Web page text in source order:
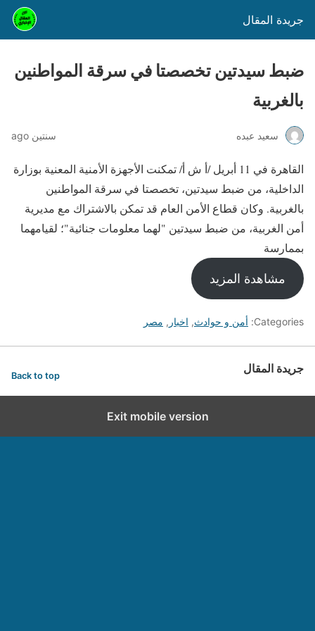
جريدة المقال
ضبط سيدتين تخصصتا في سرقة المواطنين
بالغربية
سعيد عبده سنتين ago
القاهرة في 11 أبريل /أ ش أ/ تمكنت الأجهزة الأمنية المعنية بوزارة
الداخلية، من ضبط سيدتين، تخصصتا في سرقة المواطنين
بالغربية. وكان قطاع الأمن العام قد تمكن بالاشتراك مع مديرية
أمن الغربية، من ضبط سيدتين "لهما معلومات جنائية"؛ لقيامهما
بممارسة
مشاهدة المزيد
Categories: أمن و حوادث, اخبار , مصر
جريدة المقال Back to top
Exit mobile version